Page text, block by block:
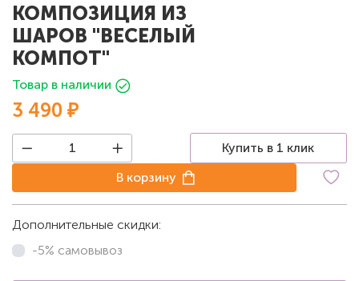
КОМПОЗИЦИЯ ИЗ
ШАРОВ "ВЕСЕЛЫЙ
КОМПОТ"
Товар в наличии
3 490 ₽
Купить в 1 клик
В корзину
Дополнительные скидки:
-5% самовывоз